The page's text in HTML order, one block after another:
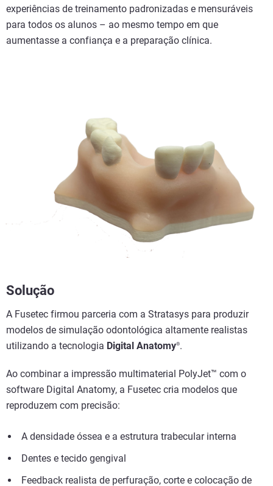
experiências de treinamento padronizadas e mensuráveis
para todos os alunos – ao mesmo tempo em que
aumentasse a confiança e a preparação clínica.
Solução
A Fusetec firmou parceria com a Stratasys para produzir
modelos de simulação odontológica altamente realistas
utilizando a tecnologia Digital Anatomy®.
Ao combinar a impressão multimaterial PolyJet™ com o
software Digital Anatomy, a Fusetec cria modelos que
reproduzem com precisão:
A densidade óssea e a estrutura trabecular interna
Dentes e tecido gengival
Feedback realista de perfuração, corte e colocação de